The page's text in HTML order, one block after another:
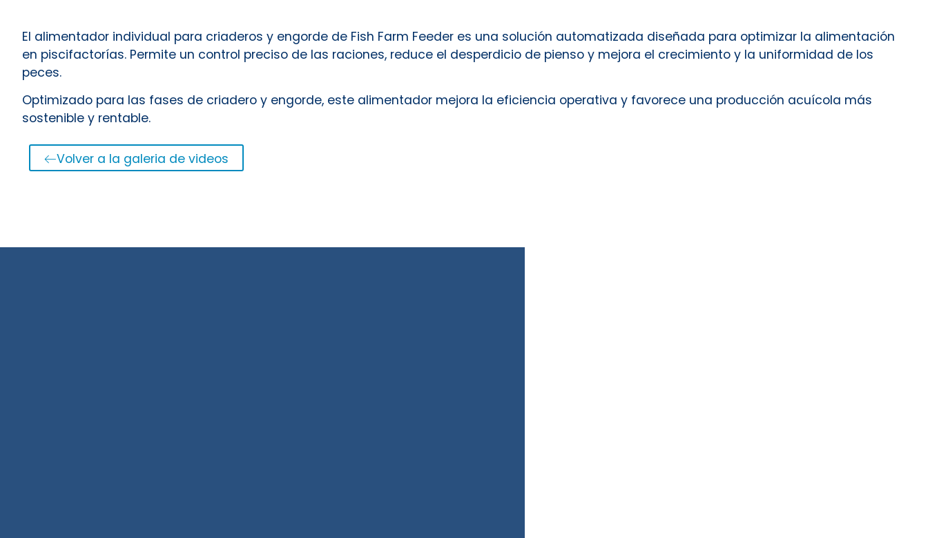
El alimentador individual para criaderos y engorde de Fish Farm Feeder es una solución automatizada diseñada para optimizar la alimentación
en piscifactorías. Permite un control preciso de las raciones, reduce el desperdicio de pienso y mejora el crecimiento y la uniformidad de los
peces.
Optimizado para las fases de criadero y engorde, este alimentador mejora la eficiencia operativa y favorece una producción acuícola más
sostenible y rentable.
Volver a la galeria de videos